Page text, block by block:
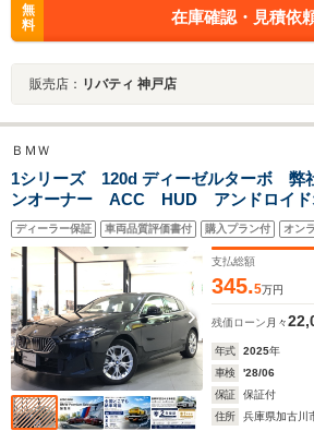
無
料
在庫確認・見積依
販売店： リバティ 神戸店
ＢＭＷ
1シリーズ 120d ディーゼルターボ 弊
ンオーナー ACC HUD アンドロイド
ルカープレイ 純正17AW ワイヤレス
ート シートヒーター アンビエントラ
機能付き電動シート 全周囲カメラ
ディーラー保証 車両品質評価書付 購入プラン付 オン
支払総額
345.5万円
残価ローン 月々
年式 2025年
車検
'28/06
保証
保証付
住所
兵庫県加古川